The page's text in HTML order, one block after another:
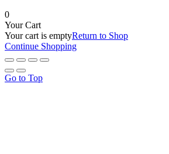
0
Your Cart
Your cart is emptyReturn to Shop
Continue Shopping
Go to Top